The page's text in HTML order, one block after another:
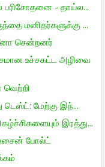
பரிசோதனை - தாய்ல...
மனிதர்களுக்கு ...
சீனா சென்றனர்
உச்சகட்ட அழிவை
வெற்றி
டெஸ்ட்: மேற்கு இந்...
இரத்து...
போல்ட்